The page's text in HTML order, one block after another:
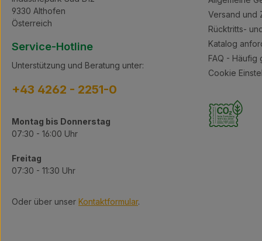
Ergebnisse – präzise, effizient und
vielseitig!
9330 Althofen
Österreich
Service-Hotline
Unterstützung und Beratung unter:
+43 4262 - 2251-0
Montag bis Donnerstag
07:30 - 16:00 Uhr
Freitag
07:30 - 11:30 Uhr
Oder über unser Kontaktformular.
Versand und
Rücktritts-
Katalog
FAQ - Häufig
Cookie